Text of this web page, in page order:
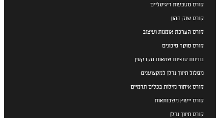
קורס מטבעות דיגיטליים
קורס שוק ההון
קורס הערכת אומנות ועיצוב
קורס סוקר סיכונים
בחינות סופיות שמאות מקרקעין
מסלול תיווך נדלן למקצוענים
קורס איתור נזילות בכלים תרמיים
קורס ייעוץ משכנתאות
קורס תיווך נדלן